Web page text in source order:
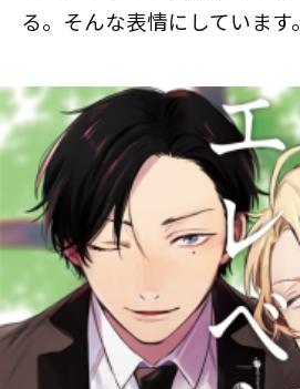
る。そんな表情にしています。